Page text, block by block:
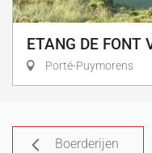
ETANG DE FONT
Porté-Puymorens
Boerderijen